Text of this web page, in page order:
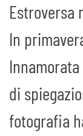
Estroversa
In
di
fotografia